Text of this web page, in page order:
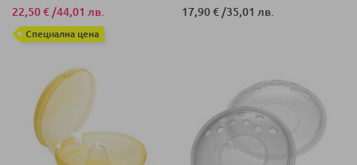
22,50 € /44,01 лв.
Специална цена
17,90 € /35,01 лв.